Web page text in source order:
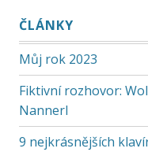
ČLÁNKY
Můj rok 2023
Fiktivní rozhovor:
Nannerl
9 nejkrásnějších